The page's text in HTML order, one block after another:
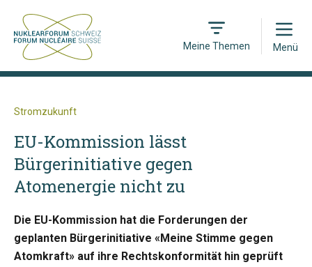
Meine Themen
Open
Menü
Stromzukunft
EU-Kommission lässt
Bürgerinitiative gegen
Atomenergie nicht zu
Die EU-Kommission hat die Forderungen der
geplanten Bürgerinitiative «Meine Stimme gegen
Atomkraft» auf ihre Rechtskonformität hin geprüft